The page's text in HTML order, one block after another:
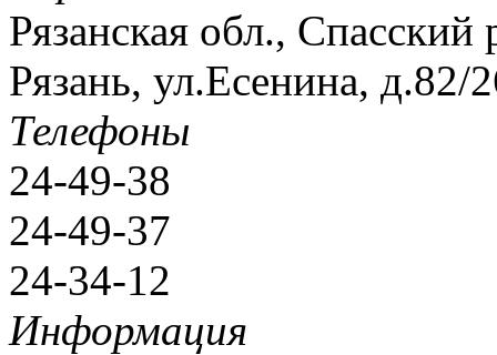
Рязанская обл.,
Рязань, ул.Есенина,
Телефоны
24-49-38
24-49-37
24-34-12
Информация